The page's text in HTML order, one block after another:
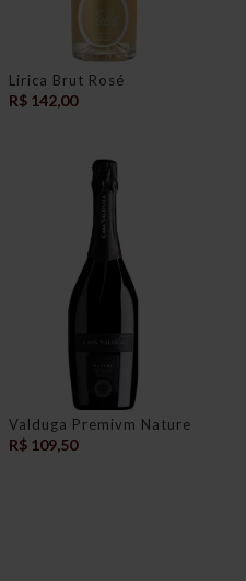
Lirica Brut Rosé
R$ 142,00
Valduga Premivm Nature
R$ 109,50